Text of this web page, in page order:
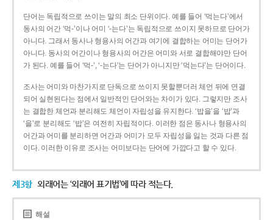
단어는 독립적으로 쓰이는 말의 최소 단위이다. 예를 들어 ‘먹는다’에서
동사의 어간 ‘먹-­’이나 어미 ‘­-는다’는 독립적으로 쓰이지 못하므로 단어가
아니다. 그래서 동사나 형용사의 어간과 여기에 결합하는 어미는 단어가
아니다. 동사의 어간이나 형용사의 어간은 어미와 서로 결합해야만 단어
가 된다. 예를 들어 ‘먹-’, ‘-는다’는 단어가 아니지만 ‘먹는다’는 단어이다.
조사는 어미와 마찬가지로 단독으로 쓰이지 못할뿐더러 체언 뒤에 연결
되어 실현된다는 점에서 일반적인 단어와는 차이가 있다. 그렇지만 조사
는 결합한 체언과 분리해도 체언이 자립성을 유지한다. ‘밥을’을 ‘밥’과
‘을’로 분리해도 ‘밥’은 여전히 자립적이다. 이러한 점은 동사나 형용사의
어간과 어미를 분리하면 어간과 어미가 모두 자립성을 잃는 것과 다른 점
이다. 이러한 이유로 조사는 어미보다는 단어에 가깝다고 할 수 있다.
제3항 외래어는 ‘외래어 표기법’에 따라 적는다.
해설